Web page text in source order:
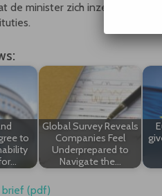
de minister zich inzet voor
to
Global Survey Reveals
Companies Feel
Underprepared to
Navigate the…
(pdf)